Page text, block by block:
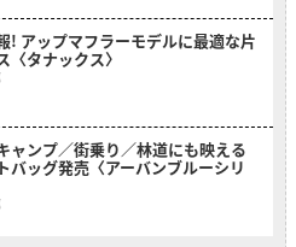
! アップマフラーモデルに最適な片
〈タナックス〉
ャンプ／街乗り／林道にも映える
バッグ発売〈アーバンブルーシリ